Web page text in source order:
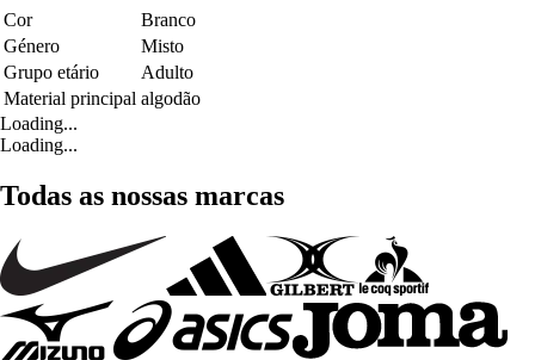
Cor
Branco
Género
Misto
Grupo etário
Adulto
Material principal algodão
Loading...
Loading...
Todas as nossas marcas